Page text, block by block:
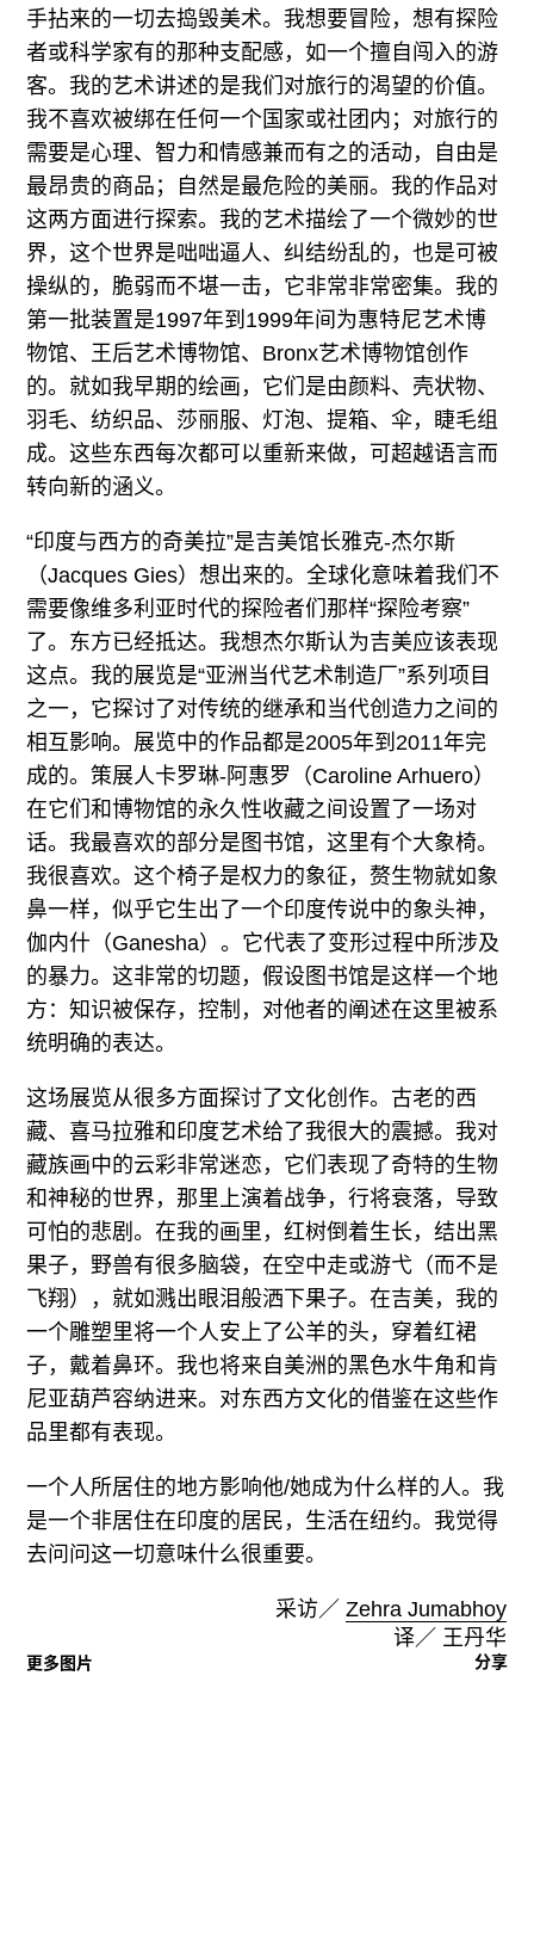
手拈来的一切去捣毁美术。我想要冒险，想有探险
者或科学家有的那种支配感，如一个擅自闯入的游
客。我的艺术讲述的是我们对旅行的渴望的价值。
我不喜欢被绑在任何一个国家或社团内；对旅行的
需要是心理、智力和情感兼而有之的活动，自由是
最昂贵的商品；自然是最危险的美丽。我的作品对
这两方面进行探索。我的艺术描绘了一个微妙的世
界，这个世界是咄咄逼人、纠结纷乱的，也是可被
操纵的，脆弱而不堪一击，它非常非常密集。我的
第一批装置是1997年到1999年间为惠特尼艺术博
物馆、王后艺术博物馆、Bronx艺术博物馆创作
的。就如我早期的绘画，它们是由颜料、壳状物、
羽毛、纺织品、莎丽服、灯泡、提箱、伞，睫毛组
成。这些东西每次都可以重新来做，可超越语言而
转向新的涵义。
“印度与西方的奇美拉”是吉美馆长雅克-杰尔斯
（Jacques Gies）想出来的。全球化意味着我们不
需要像维多利亚时代的探险者们那样“探险考察”
了。东方已经抵达。我想杰尔斯认为吉美应该表现
这点。我的展览是“亚洲当代艺术制造厂”系列项目
之一，它探讨了对传统的继承和当代创造力之间的
相互影响。展览中的作品都是2005年到2011年完
成的。策展人卡罗琳-阿惠罗（Caroline Arhuero）
在它们和博物馆的永久性收藏之间设置了一场对
话。我最喜欢的部分是图书馆，这里有个大象椅。
我很喜欢。这个椅子是权力的象征，赘生物就如象
鼻一样，似乎它生出了一个印度传说中的象头神，
伽内什（Ganesha）。它代表了变形过程中所涉及
的暴力。这非常的切题，假设图书馆是这样一个地
方：知识被保存，控制，对他者的阐述在这里被系
统明确的表达。
这场展览从很多方面探讨了文化创作。古老的西
藏、喜马拉雅和印度艺术给了我很大的震撼。我对
藏族画中的云彩非常迷恋，它们表现了奇特的生物
和神秘的世界，那里上演着战争，行将衰落，导致
可怕的悲剧。在我的画里，红树倒着生长，结出黑
果子，野兽有很多脑袋，在空中走或游弋（而不是
飞翔），就如溅出眼泪般洒下果子。在吉美，我的
一个雕塑里将一个人安上了公羊的头，穿着红裙
子，戴着鼻环。我也将来自美洲的黑色水牛角和肯
尼亚葫芦容纳进来。对东西方文化的借鉴在这些作
品里都有表现。
一个人所居住的地方影响他/她成为什么样的人。我
是一个非居住在印度的居民，生活在纽约。我觉得
去问问这一切意味什么很重要。
采访／ Zehra Jumabhoy
译／ 王丹华
更多图片 分享